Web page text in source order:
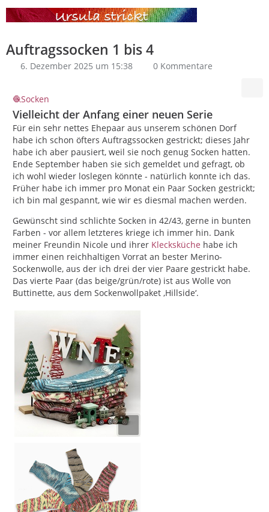
Auftragssocken 1 bis 4
6. Dezember 2025 um 15:38 0 Kommentare
Socken
Vielleicht der Anfang einer neuen Serie
Für ein sehr nettes Ehepaar aus unserem schönen Dorf
habe ich schon öfters Auftragssocken gestrickt; dieses Jahr
habe ich aber pausiert, weil sie noch genug Socken hatten.
Ende September haben sie sich gemeldet und gefragt, ob
ich wohl wieder loslegen könnte - natürlich konnte ich das.
Früher habe ich immer pro Monat ein Paar Socken gestrickt;
ich bin mal gespannt, wie wir es diesmal machen werden.
Gewünscht sind schlichte Socken in 42/43, gerne in bunten
Farben - vor allem letzteres kriege ich immer hin. Dank
meiner Freundin Nicole und ihrer Klecksküche habe ich
immer einen reichhaltigen Vorrat an bester Merino-
Sockenwolle, aus der ich drei der vier Paare gestrickt habe.
Das vierte Paar (das beige/grün/rote) ist aus Wolle von
Buttinette, aus dem Sockenwollpaket ‚Hillside‘.